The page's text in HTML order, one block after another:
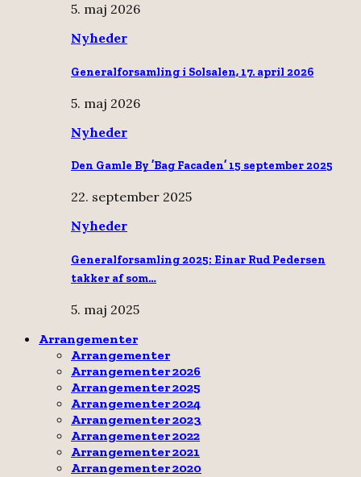
5. maj 2026
Nyheder
Generalforsamling i Solsalen, 17. april 2026
5. maj 2026
Nyheder
Den Gamle By ’Bag Facaden’ 15 september 2025
22. september 2025
Nyheder
Generalforsamling 2025: Einar Rud Pedersen
takker af som…
5. maj 2025
Arrangementer
Arrangementer
Arrangementer 2026
Arrangementer 2025
Arrangementer 2024
Arrangementer 2023
Arrangementer 2022
Arrangementer 2021
Arrangementer 2020